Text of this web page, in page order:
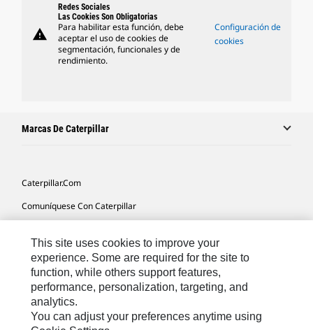
warning
Redes Sociales
Las Cookies Son Obligatorias
Para habilitar esta función, debe
aceptar el uso de cookies de
segmentación, funcionales y de
rendimiento.
Configuración de
cookies
Marcas De Caterpillar
Caterpillar.com
Comuníquese Con Caterpillar
Mapa Del Sitio
Cookie Settings
Avisos Legales
Privacidad
This site uses cookies to improve your
experience. Some are required for the site to
function, while others support features,
performance, personalization, targeting, and
analytics.
You can adjust your preferences anytime using